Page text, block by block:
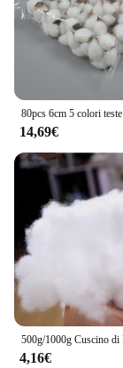
14,69€
4,16€